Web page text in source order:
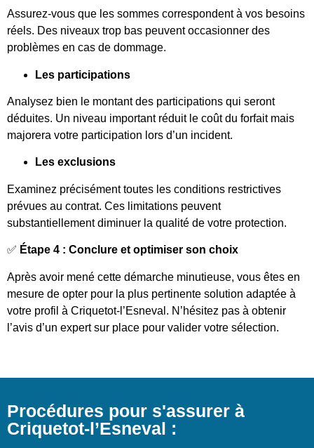
Assurez-vous que les sommes correspondent à vos besoins
réels. Des niveaux trop bas peuvent occasionner des
problèmes en cas de dommage.
Les participations
Analysez bien le montant des participations qui seront
déduites. Un niveau important réduit le coût du forfait mais
majorera votre participation lors d’un incident.
Les exclusions
Examinez précisément toutes les conditions restrictives
prévues au contrat. Ces limitations peuvent
substantiellement diminuer la qualité de votre protection.
✅ Étape 4 : Conclure et optimiser son choix
Après avoir mené cette démarche minutieuse, vous êtes en
mesure de opter pour la plus pertinente solution adaptée à
votre profil à Criquetot-l’Esneval. N’hésitez pas à obtenir
l’avis d’un expert sur place pour valider votre sélection.
Procédures pour s'assurer à
Criquetot-l’Esneval :